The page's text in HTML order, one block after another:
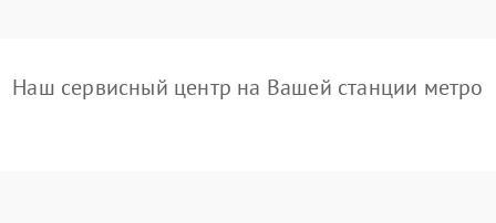
Наш сервисный центр на Вашей станции метро